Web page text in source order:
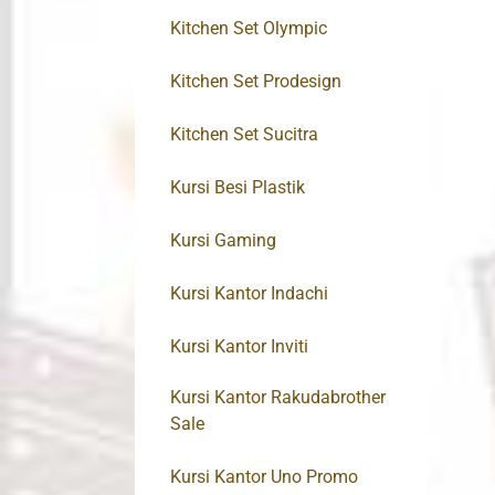
Kitchen Set Olympic
Kitchen Set Prodesign
Kitchen Set Sucitra
Kursi Besi Plastik
Kursi Gaming
Kursi Kantor Indachi
Kursi Kantor Inviti
Kursi Kantor Rakudabrother
Sale
Kursi Kantor Uno Promo